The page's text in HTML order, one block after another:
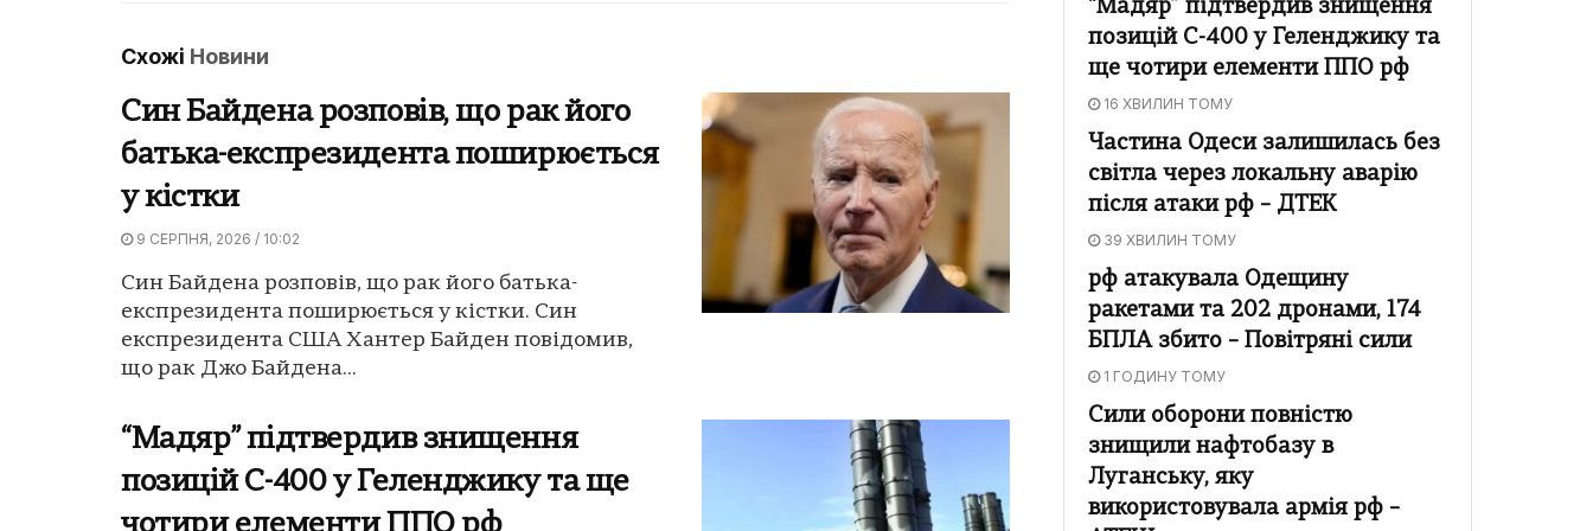
Схожі Новини
Син Байдена розповів, що рак його
батька-експрезидента поширюється
у кістки
9 СЕРПНЯ, 2026 / 10:02
Син Байдена розповів, що рак його батька-
експрезидента поширюється у кістки. Син
експрезидента США Хантер Байден повідомив,
що рак Джо Байдена...
“Мадяр” підтвердив знищення
позицій С-400 у Геленджику та ще
“Мадяр” підтвердив знищення
позицій С-400 у Геленджику та
ще чотири елементи ППО рф
16 ХВИЛИН ТОМУ
Частина Одеси залишилась без
світла через локальну аварію
після атаки рф – ДТЕК
39 ХВИЛИН ТОМУ
рф атакувала Одещину
ракетами та 202 дронами, 174
БПЛА збито – Повітряні сили
1 ГОДИНУ ТОМУ
Сили оборони повністю
знищили нафтобазу в
Луганську, яку
використовувала армія рф –